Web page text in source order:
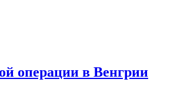
операции в Венгрии